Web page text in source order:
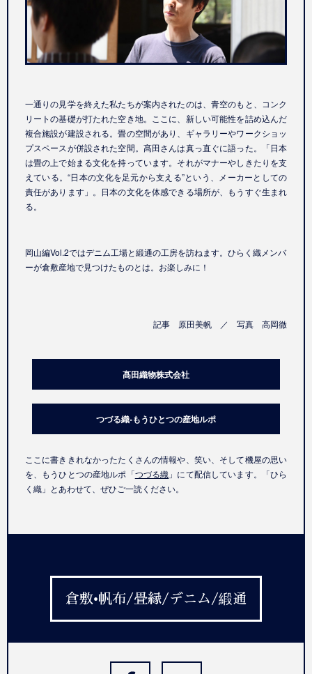
一通りの見学を終えた私たちが案内されたのは、青空のもと、コンク
リートの基礎が打たれた空き地。ここに、新しい可能性を詰め込んだ
複合施設が建設される。畳の空間があり、ギャラリーやワークショッ
プスペースが併設された空間。髙田さんは真っ直ぐに語った。「日本
は畳の上で始まる文化を持っています。それがマナーやしきたりを支
えている。“日本の文化を足元から支える”という、メーカーとしての
責任があります」。日本の文化を体感できる場所が、もうすぐ生まれ
る。
岡山編Vol.2ではデニム工場と緞通の工房を訪ねます。ひらく織メンバ
ーが倉敷産地で見つけたものとは。お楽しみに！
記事 原田美帆 ／ 写真 高岡徹
髙田織物株式会社
つづる織-もうひとつの産地ルポ
ここに書ききれなかったたくさんの情報や、笑い、そして機屋の思い
を、もうひとつの産地ルポ「つづる織 」にて配信しています。「ひら
く織」とあわせて、ぜひご一読ください。
倉敷•帆布/畳縁/デニム/緞通